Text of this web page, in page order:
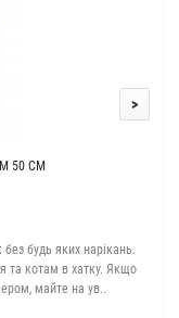
50 СМ
будь яких нарікань.
та котам в хатку. Якщо
майте на ув..
>